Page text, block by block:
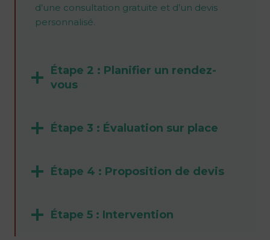
d’une consultation gratuite et d’un devis
personnalisé.
Étape 2 : Planifier un rendez-
vous
Étape 3 : Évaluation sur place
Étape 4 : Proposition de devis
Étape 5 : Intervention